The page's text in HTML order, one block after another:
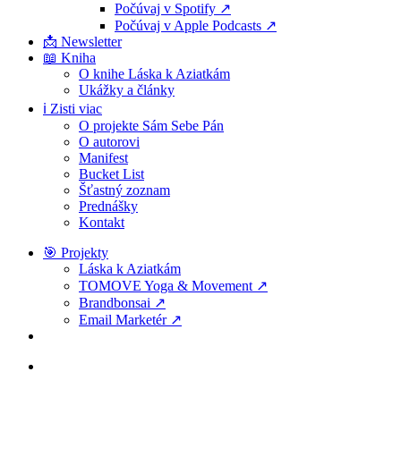
Počúvaj v Spotify ↗
Počúvaj v Apple Podcasts ↗
📩 Newsletter
📖 Kniha
O knihe Láska k Aziatkám
Ukážky a články
ℹ️ Zisti viac
O projekte Sám Sebe Pán
O autorovi
Manifest
Bucket List
Šťastný zoznam
Prednášky
Kontakt
🎯 Projekty
Láska k Aziatkám
TOMOVE Yoga & Movement ↗
Brandbonsai ↗
Email Marketér ↗